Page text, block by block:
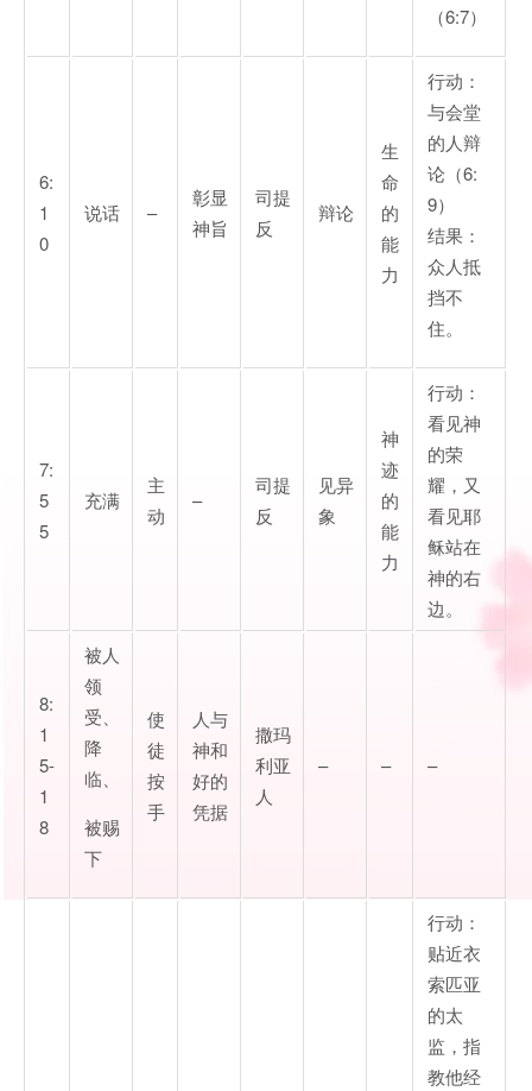
（6:7）
6:
1
0
说话 –
彰显
神旨
司提
反
辩论
生
命
的
能
力
行动：
与会堂
的人辩
论（6:
9）
结果：
众人抵
挡不
住。
7:
5
5
充满
主
动
–
司提
反
见异
象
神
迹
的
能
力
行动：
看见神
的荣
耀，又
看见耶
稣站在
神的右
边。
8:
1
5-
1
8
被人
领
受、
降
临、
被赐
下
使
徒
按
手
人与
神和
好的
凭据
撒玛
利亚
人
– – –
行动：
贴近衣
索匹亚
的太
监，指
教他经